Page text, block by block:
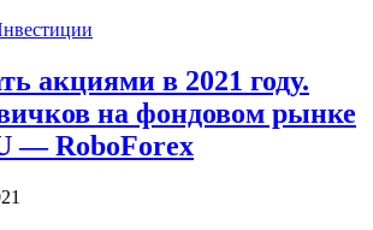
акциями в 2021 году.
на фондовом рынке
— RoboForex